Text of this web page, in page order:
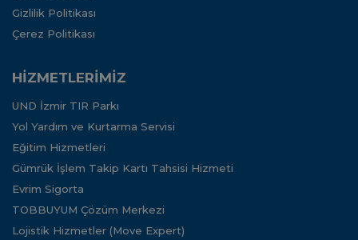
Gizlilik Politikası
Çerez Politikası
HİZMETLERİMİZ
UND İzmir TIR Parkı
Yol Yardım ve Kurtarma Servisi
Eğitim Hizmetleri
Gümrük İşlem Takip Kartı Tahsisi Hizmeti
Evrim Sigorta
TOBBUYUM Çözüm Merkezi
Lojistik Hizmetler (Move Expert)